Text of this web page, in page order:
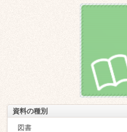
資料の種別
図書